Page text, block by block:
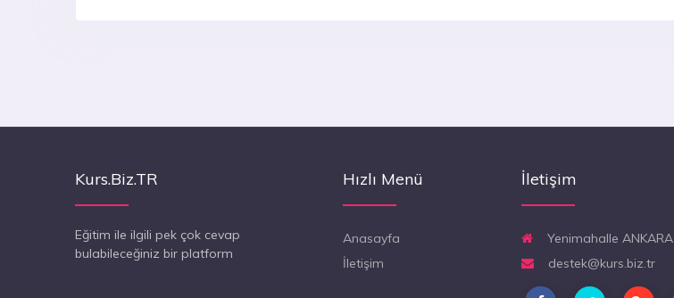
Kurs.Biz.TR
Eğitim ile ilgili pek çok cevap
bulabileceğiniz bir platform
Hızlı Menü
Anasayfa
İletişim
İletişim
Yenimahalle ANKARA
destek@kurs.biz.tr